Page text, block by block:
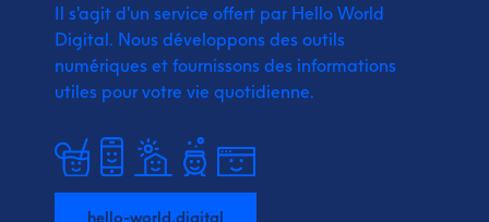
Il s'agit d'un service offert par Hello World
Digital. Nous développons des outils
numériques et fournissons des informations
utiles pour votre vie quotidienne.
hello-world.digital